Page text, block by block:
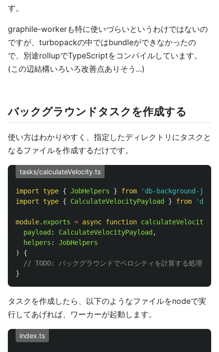
す。
graphile-workerも特に使いづらいというわけではないの
ですが、turbopackの中ではbundleができなかったの
で、別途rollupでTypeScriptをコンパイルしています。
(この辺結構いろいろ改善点ありそう...)
バックグラウンドタスクを作成する
使い方はわかりやすく、指定したディレクトリにタスクと
なるファイルを作成するだけです。
tasks/calculateVelocity.ts
import type { JobHelpers } from ' db-background-job
import
type { CalculateVelocityPayload } from '
module. exports = async function calculateVelocity
payload : CalculateVelocityPayload ,
helpers :
JobHelpers
)
{
// TODO: バックグラウンドでベロシティを計算する処理
}
タスクを作成したら、以下のようなファイルをnodeで実
行してあげれば、ワーカーが起動します。
index.ts